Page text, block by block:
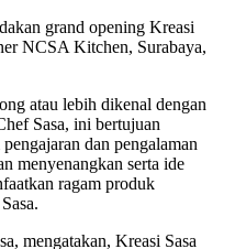
grand opening Kreasi
NCSA Kitchen, Surabaya,
atau lebih dikenal dengan
Sasa, ini bertujuan
dan pengalaman
menyenangkan serta ide
ragam produk
mengatakan, Kreasi Sasa